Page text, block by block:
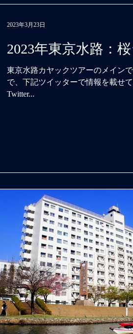
2023年東京水路：
東京水路カヤックツアーのメイン
で、下記ツイッターで情報を載せ
Twitter...
2023年3月23日